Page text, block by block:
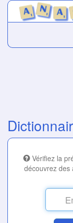
Vérifiez la
découvrez des